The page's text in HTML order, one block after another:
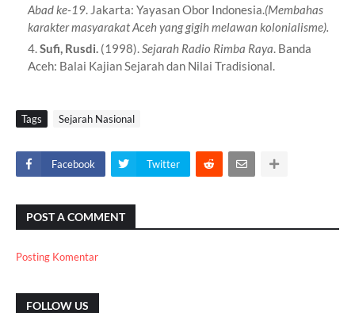
Abad ke-19. Jakarta: Yayasan Obor Indonesia.(Membahas
karakter masyarakat Aceh yang gigih melawan kolonialisme).
Sufi, Rusdi. (1998).Sejarah Radio Rimba Raya. Banda
Aceh: Balai Kajian Sejarah dan Nilai Tradisional.
Tags Sejarah Nasional
Facebook Twitter
POST A COMMENT
Posting Komentar
FOLLOW US